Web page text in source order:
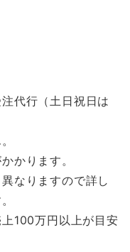
代行（土日祝日は
かります。
なりますので詳し
100万円以上が目安